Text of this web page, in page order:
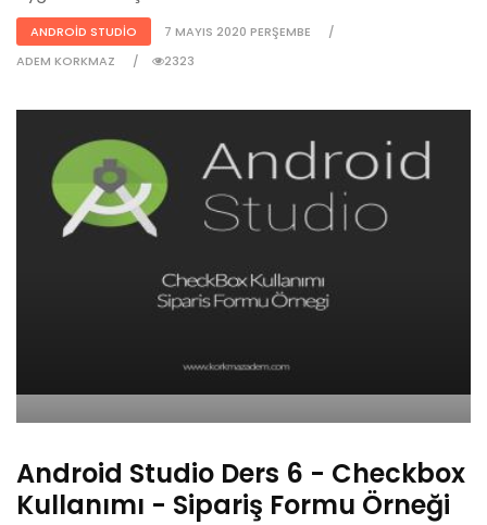
ANDROID STUDIO
7 MAYIS 2020 PERŞEMBE
ADEM KORKMAZ
2323
Android Studio Ders 6 - Checkbox
Kullanımı - Sipariş Formu Örneği